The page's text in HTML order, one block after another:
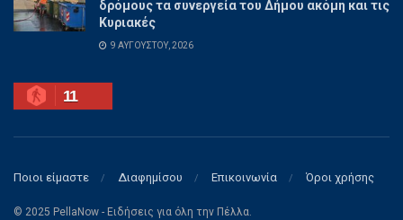
δρόμους τα συνεργεία του Δήμου ακόμη και τις
Κυριακές
9 ΑΥΓΟΎΣΤΟΥ, 2026
11
Ποιοι είμαστε Διαφημίσου Επικοινωνία Όροι χρήσης
© 2025 PellaNow - Ειδήσεις για όλη την Πέλλα.